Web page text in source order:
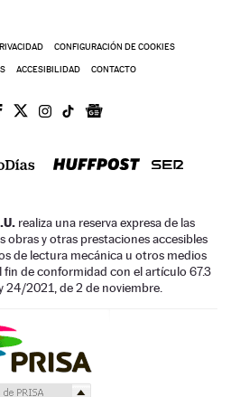
CONFIGURACIÓN DE COOKIES
ACCESIBILIDAD CONTACTO
realiza una reserva expresa de las
obras y otras prestaciones accesibles
de lectura mecánica u otros medios
de conformidad con el artículo 67.3
24/2021, de 2 de noviembre.